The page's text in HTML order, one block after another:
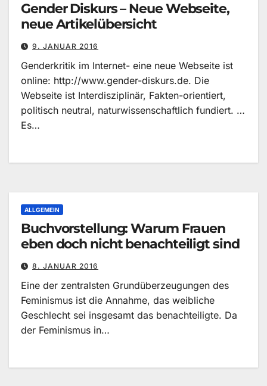
Gender Diskurs – Neue Webseite,
neue Artikelübersicht
9. JANUAR 2016
Genderkritik im Internet- eine neue Webseite ist
online: http://www.gender-diskurs.de. Die
Webseite ist Interdisziplinär, Fakten-orientiert,
politisch neutral, naturwissenschaftlich fundiert. …
Es…
ALLGEMEIN
Buchvorstellung: Warum Frauen
eben doch nicht benachteiligt sind
8. JANUAR 2016
Eine der zentralsten Grundüberzeugungen des
Feminismus ist die Annahme, das weibliche
Geschlecht sei insgesamt das benachteiligte. Da
der Feminismus in…